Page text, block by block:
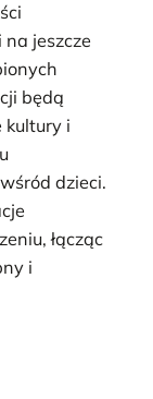
jeszcze
będą
kultury i
dzieci.
łącząc
i